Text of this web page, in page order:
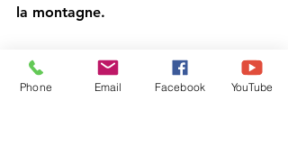
la montagne.
https://youtu.be/1VAtZ3tF6G0
Phone Email Facebook YouTube